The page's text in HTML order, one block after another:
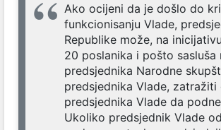
Ako ocijeni da je došlo do
funkcionisanju Vlade,
Republike može, na
20 poslanika i pošto sasluša
predsjednika Narodne
predsjednika Vlade, zatražiti
predsjednika Vlade da
Ukoliko predsjednik Vlade